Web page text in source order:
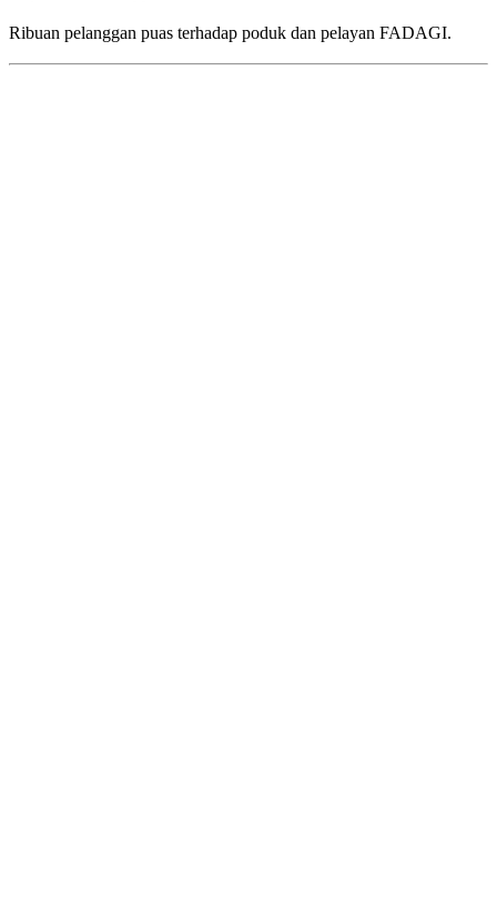
Ribuan pelanggan puas terhadap poduk dan pelayan FADAGI.